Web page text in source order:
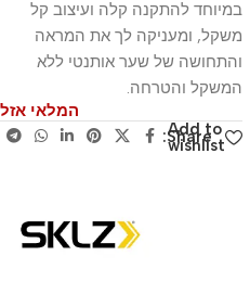
במיוחד להתקנה קלה ועיצוב קל
משקל, ומעניקה לך את המראה
והתחושה של שער אותנטי ללא
המשקל והטרחה.
המלאי אזל
Add to
wishlist
Share: